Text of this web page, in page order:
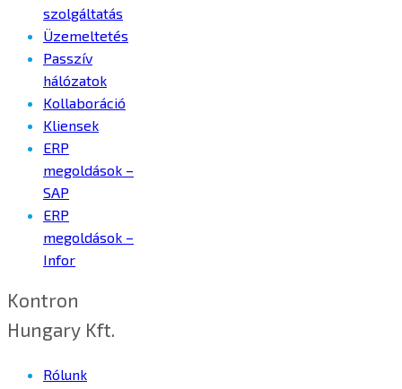
szolgáltatás
Üzemeltetés
Passzív
hálózatok
Kollaboráció
Kliensek
ERP
megoldások –
SAP
ERP
megoldások –
Infor
Kontron
Hungary Kft.
Rólunk